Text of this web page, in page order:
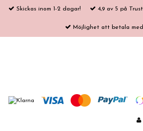
Skickas inom 1-2 dagar! 4,9 av 5 på
Möjlighet att betala